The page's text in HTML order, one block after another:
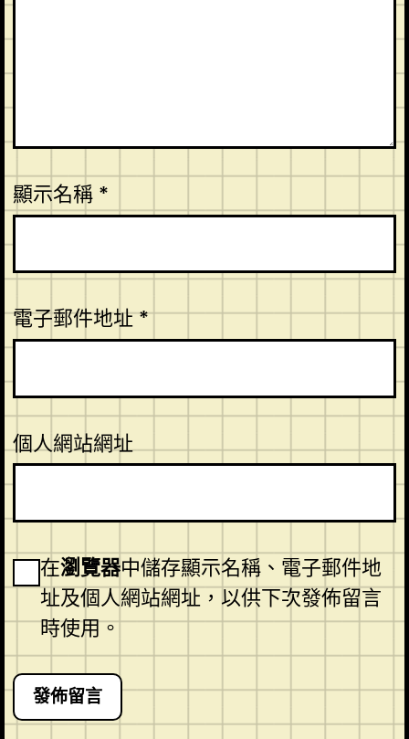
顯示名稱 *
電子郵件地址*
個人網站網址
在瀏覽器中儲存顯示名稱、電子郵件地
址及個人網站網址，以供下次發佈留言
時使用。